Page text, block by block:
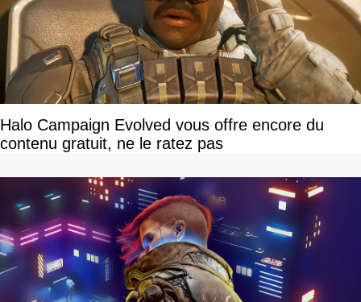
Halo Campaign Evolved vous offre encore du
contenu gratuit, ne le ratez pas